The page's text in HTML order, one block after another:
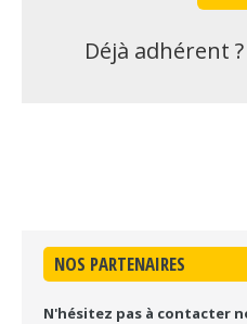
Déjà adhérent ?
NOS PARTENAIRES
N'hésitez pas à contacter